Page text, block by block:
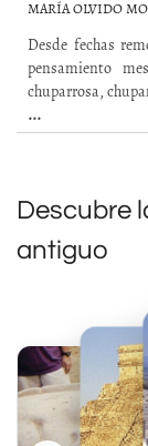
MARÍA OLVIDO
Desde fechas
pensamiento
chuparrosa,
...
Descubre
antiguo